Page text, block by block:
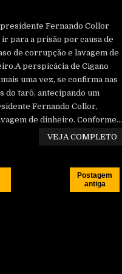
Fernando Collor
ir para a prisão por causa de
de corrupção e lavagem de
perspicácia de Cigano
uma vez, se confirma nas
do tarô, antecipando um
Fernando Collor,
de dinheiro. Conforme...
VEJA COMPLETO
Postagem
antiga